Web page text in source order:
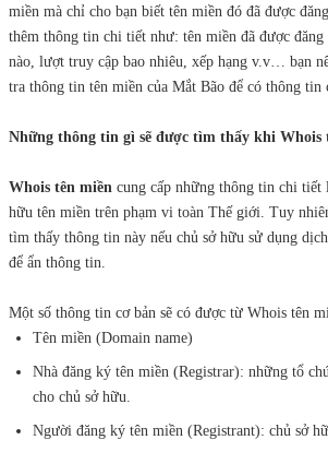
miền mà chỉ cho bạn biết tên miền đó đã được
thêm thông tin chi tiết như: tên miền đã được
nào, lượt truy cập bao nhiêu, xếp hạng v.v… bạn
tra thông tin tên miền của Mắt Bão để có thông tin
Những thông tin gì sẽ được tìm thấy khi Whois
Whois tên miền cung cấp những thông tin chi tiết
hữu tên miền trên phạm vi toàn Thế giới. Tuy
tìm thấy thông tin này nếu chủ sở hữu sử dụng
để ẩn thông tin.
Một số thông tin cơ bản sẽ có được từ Whois tên
Tên miền (Domain name)
Nhà đăng ký tên miền (Registrar): những tổ
cho chủ sở hữu.
Người đăng ký tên miền (Registrant): chủ sở